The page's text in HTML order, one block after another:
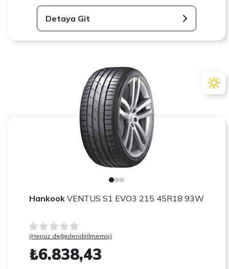
Detaya Git
Hankook VENTUS S1 EVO3 215 45R18 93W
(Henüz değerlendirilmemiş)
₺6.838,43